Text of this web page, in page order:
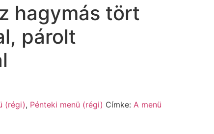
hagymás tört
párolt
(régi), Pénteki menü (régi) Címke: A menü